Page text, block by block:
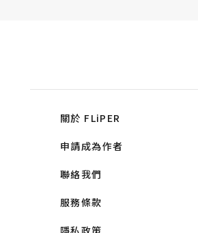
關於 FLiPER
申請成為作者
聯絡我們
服務條款